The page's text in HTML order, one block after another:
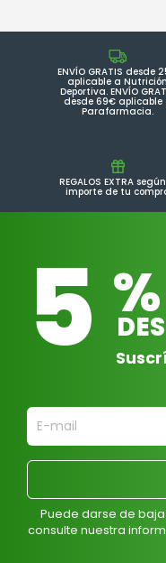
ENVÍO GRATIS desde
aplicable a Nutrición
Deportiva. ENVÍO
desde 69€ aplicable
Parafarmacia.
REGALOS EXTRA
importe de tu
5 %
Puede darse de
consulte nuestra